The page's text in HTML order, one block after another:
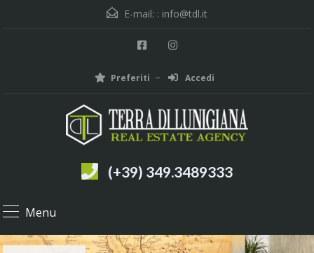
E-mail: : info@tdl.it
Preferiti Accedi
(+39) 349.3489333
Menu